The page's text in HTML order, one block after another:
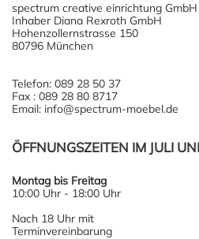
spectrum creative einrichtung GmbH
Inhaber Diana Rexroth GmbH
Hohenzollernstrasse 150
80796 München
Telefon: 089 28 50 37
Fax : 089 28 80 8717
Email: info@spectrum-moebel.de
ÖFFNUNGSZEITEN IM JULI
Montag bis Freitag
10:00 Uhr - 18:00 Uhr
Nach 18 Uhr mit
Terminvereinbarung